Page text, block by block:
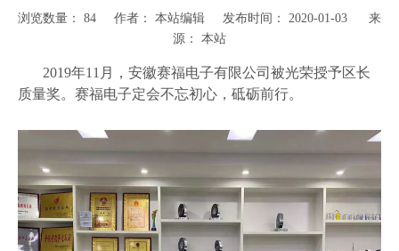
浏览数量： 84 作者： 本站编辑 发布时间： 2020-01-03 来
源： 本站
["wechat","weibo","qzone","douban","email"]
2019年11月，安徽赛福电子有限公司被光荣授予区长
质量奖。赛福电子定会不忘初心，砥砺前行。